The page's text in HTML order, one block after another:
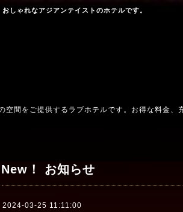
しゃれなアジアンテイストのホテルです。
間をご提供するラブホテルです。お得な料金
New！ お知らせ
2024-03-25 11:11:00